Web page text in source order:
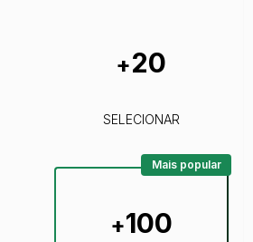
+20
SELECIONAR
+100
Mais popular